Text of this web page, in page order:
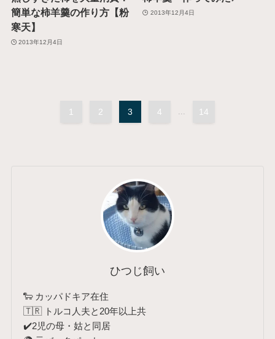
簡単な柿羊羹の作り方【粉
寒天】
2013年12月4日
2013年12月4日
1 2 3 4 14
ひつじ飼い
🐑 カッパドキア在住
🇹🇷 トルコ人夫と20年以上共
✔️2児の母・姑と同居